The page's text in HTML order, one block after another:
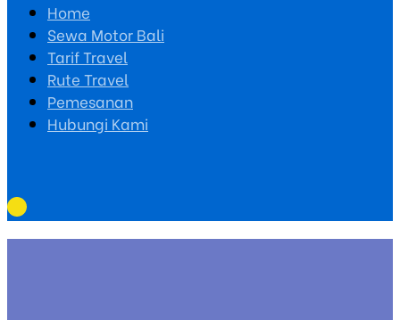
Home
Sewa Motor Bali
Tarif Travel
Rute Travel
Pemesanan
Hubungi Kami